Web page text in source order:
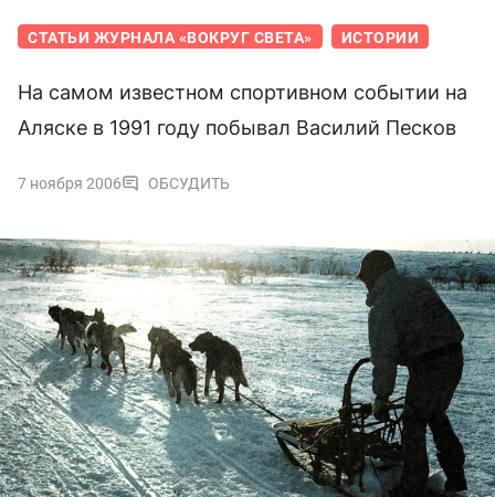
СТАТЬИ ЖУРНАЛА «ВОКРУГ СВЕТА» ИСТОРИИ
На самом известном спортивном событии на
Аляске в 1991 году побывал Василий Песков
7 ноября 2006 ОБСУДИТЬ